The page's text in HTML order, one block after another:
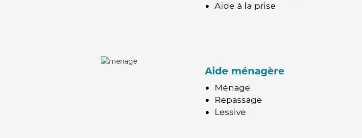
Aide à la prise
Aide ménagère
Ménage
Repassage
Lessive